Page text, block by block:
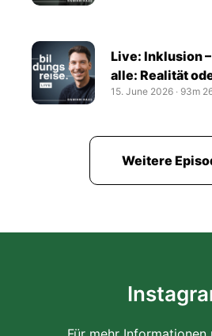
Live: Inklusion
alle: Realität
15. June 2026 ‧ 93m
Weitere